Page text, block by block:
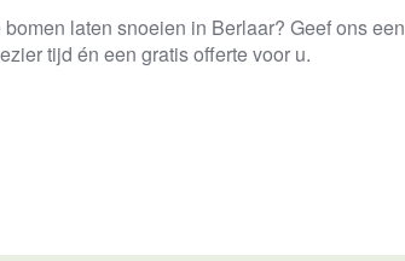
laten snoeien in Berlaar? Geef ons een
tijd én een gratis offerte voor u.